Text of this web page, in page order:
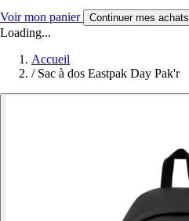
Voir mon panier Continuer mes achats
Loading...
Accueil
/ Sac à dos Eastpak Day Pak'r